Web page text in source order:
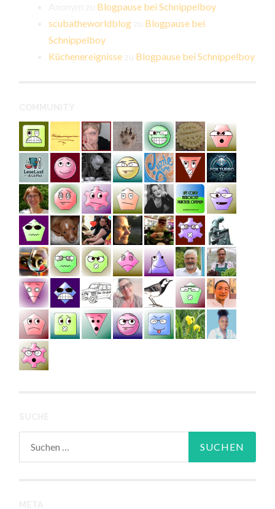
Blogpause bei Schnippelboy
scubatheworldblog
Blogpause bei
Schnippelboy
Küchenereignisse
Blogpause bei Schnippelboy